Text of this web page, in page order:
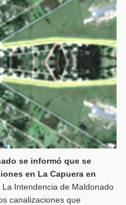
se informó que se
en La Capuera en
La Intendencia de Maldonado
canalizaciones que